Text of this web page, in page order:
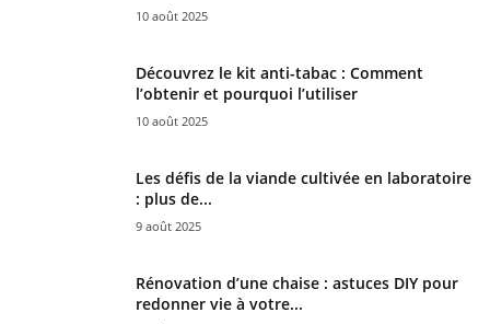
10 août 2025
Découvrez le kit anti-tabac : Comment
l’obtenir et pourquoi l’utiliser
10 août 2025
Les défis de la viande cultivée en laboratoire
: plus de...
9 août 2025
Rénovation d’une chaise : astuces DIY pour
redonner vie à votre...